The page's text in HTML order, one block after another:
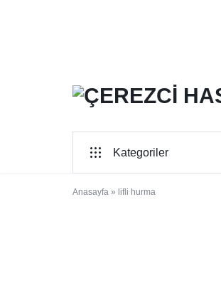
HASAN
EN
TAZESI
Kategoriler
Kuruyemiş
Anasayfa » lifli hurma